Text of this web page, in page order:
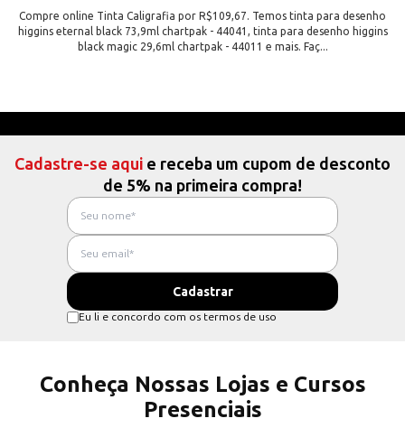
Compre online Tinta Caligrafia por R$109,67. Temos tinta para desenho
higgins eternal black 73,9ml chartpak - 44041, tinta para desenho higgins
black magic 29,6ml chartpak - 44011 e mais. Faç...
Cadastre-se aqui e receba um cupom de desconto
de 5% na primeira compra!
Eu li e concordo com os termos de uso
Conheça Nossas Lojas e Cursos
Presenciais